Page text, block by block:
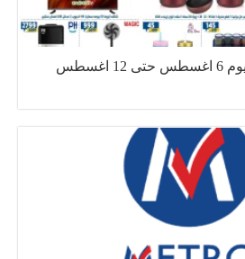
عروض سنتر شاهين اليوم 6 اغسطس حتى 12 اغسطس